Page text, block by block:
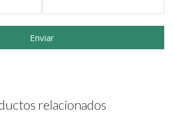
Enviar
relacionados